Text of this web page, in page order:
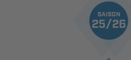
SAISON
25/26